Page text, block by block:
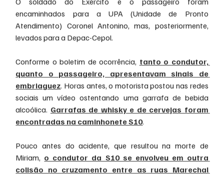
encaminhados para a UPA (Unidade de Pronto
Atendimento) Coronel Antonino, mas, posteriormente,
levados para a Depac-Cepol.
Conforme o boletim de ocorrência, tanto o condutor,
quanto o passageiro, apresentavam sinais de
embriaguez. Horas antes, o motorista postou nas redes
sociais um vídeo ostentando uma garrafa de bebida
alcoólica. Garrafas de whisky e de cervejas foram
encontradas na caminhonete S10.
Pouco antes do acidente, que resultou na morte de
Miriam, o condutor da S10 se envolveu em outra
colisão no cruzamento entre as ruas Marechal